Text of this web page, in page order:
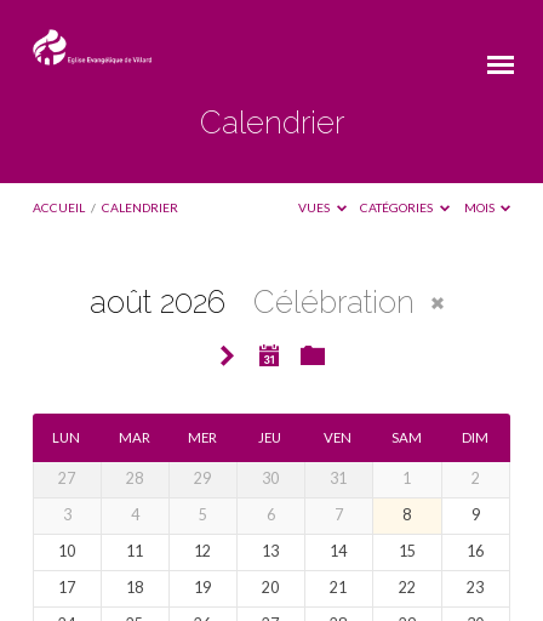
Calendrier
ACCUEIL / CALENDRIER VUES CATÉGORIES MOIS
août 2026 Célébration
LUN MAR MER JEU VEN SAM DIM
27 28 29 30 31 1
2
3
4 5 6 7 8
9
10
11 12 13 14 15
16
17
18 19 20 21 22
23